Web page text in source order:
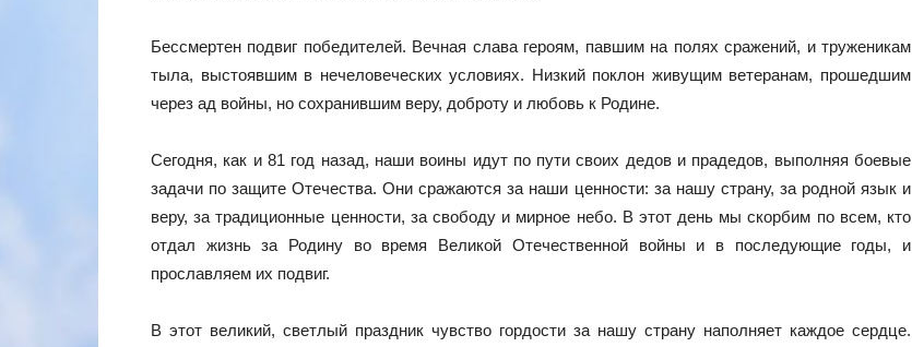
Бессмертен подвиг победителей. Вечная слава героям, павшим на полях сражений, и труженикам
тыла, выстоявшим в нечеловеческих условиях. Низкий поклон живущим ветеранам, прошедшим
через ад войны, но сохранившим веру, доброту и любовь к Родине.
Сегодня, как и 81 год назад, наши воины идут по пути своих дедов и прадедов, выполняя боевые
задачи по защите Отечества. Они сражаются за наши ценности: за нашу страну, за родной язык и
веру, за традиционные ценности, за свободу и мирное небо. В этот день мы скорбим по всем, кто
отдал жизнь за Родину во время Великой Отечественной войны и в последующие годы, и
прославляем их подвиг.
В этот великий, светлый праздник чувство гордости за нашу страну наполняет каждое сердце.